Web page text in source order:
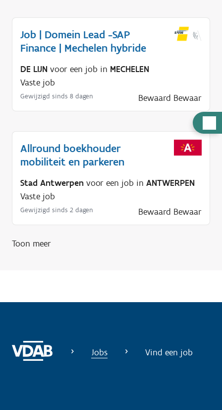
u
i
Job | Domein Lead -SAP
Finance | Mechelen hybride
DE LIJN voor een job in MECHELEN
Vaste job
Gewijzigd sinds 8 dagen Bewaard Bewaar
Allround boekhouder
mobiliteit en parkeren
Stad Antwerpen voor een job in ANTWERPEN
Vaste job
Gewijzigd sinds 2 dagen Bewaard Bewaar
Toon meer
Jobs Vind een job